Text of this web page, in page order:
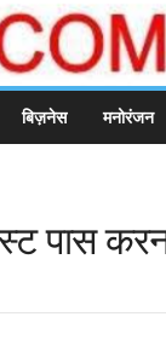
बिज़नेस मनोरंजन
पास